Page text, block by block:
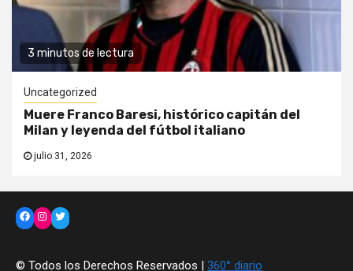
3 minutos de lectura
Uncategorized
Muere Franco Baresi, histórico capitán del
Milan y leyenda del fútbol italiano
julio 31, 2026
Facebook
Instagram
Twitter
© Todos los Derechos Reservados | 360° diario